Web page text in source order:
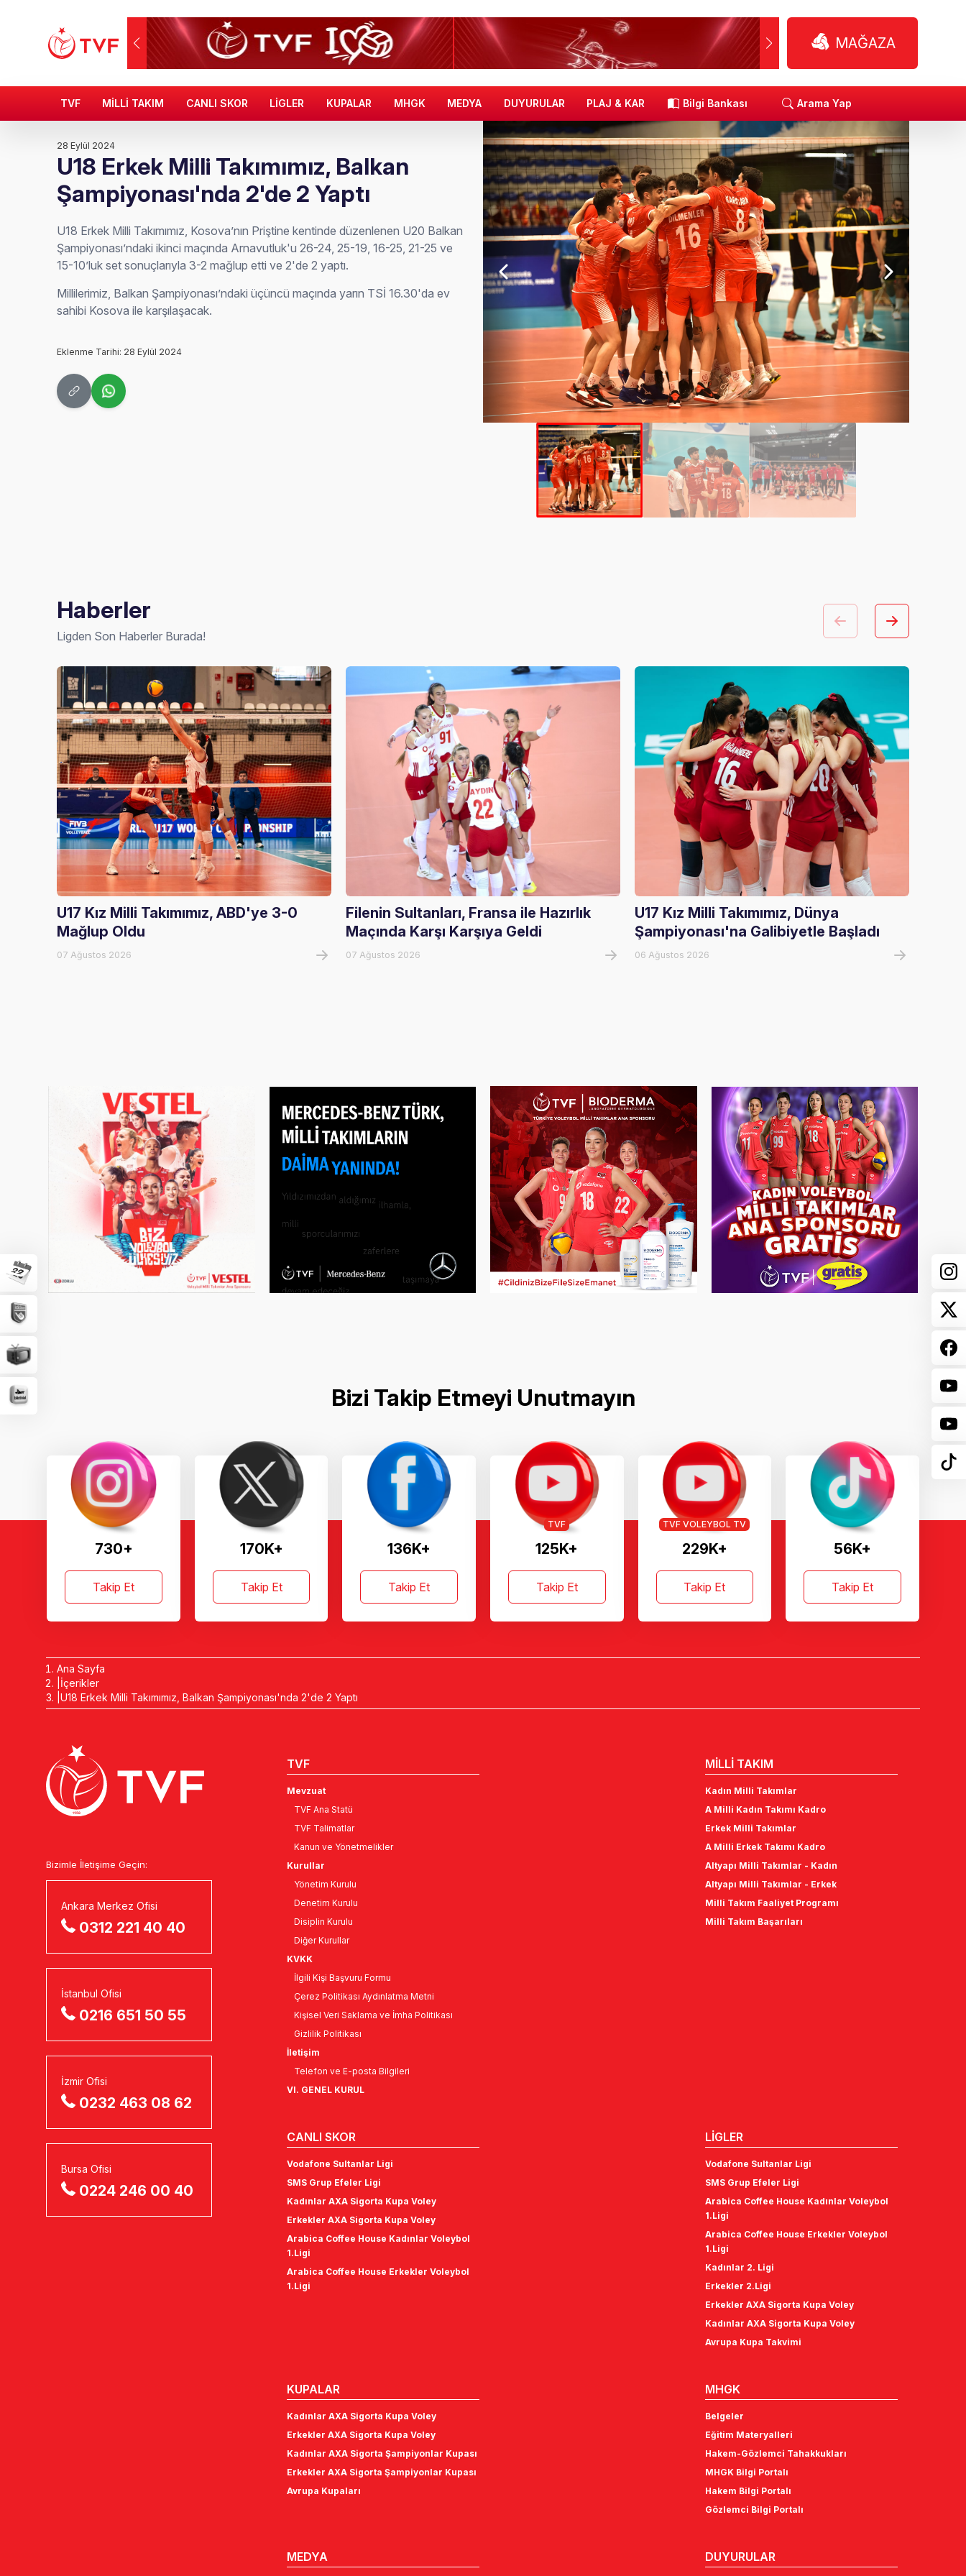
MAĞAZA
TVF MİLLİ TAKIM CANLI SKOR LİGLER KUPALAR MHGK MEDYA DUYURULAR PLAJ & KAR Bilgi Bankası Arama Yap
28 Eylül 2024
U18 Erkek Milli Takımımız, Balkan
Şampiyonası'nda 2'de 2 Yaptı
U18 Erkek Milli Takımımız, Kosova’nın Priştine kentinde düzenlenen U20 Balkan
Şampiyonası’ndaki ikinci maçında Arnavutluk'u 26-24, 25-19, 16-25, 21-25 ve
15-10’luk set sonuçlarıyla 3-2 mağlup etti ve 2'de 2 yaptı.
Millilerimiz, Balkan Şampiyonası’ndaki üçüncü maçında yarın TSİ 16.30'da ev
sahibi Kosova ile karşılaşacak.
Eklenme Tarihi: 28 Eylül 2024
Haberler
Ligden Son Haberler Burada!
U17 Kız Milli Takımımız, ABD'ye 3-0
Mağlup Oldu
07 Ağustos 2026
Filenin Sultanları, Fransa ile Hazırlık
Maçında Karşı Karşıya Geldi
07 Ağustos 2026
U17 Kız Milli Takımımız, Dünya
Şampiyonası'na Galibiyetle Başladı
06 Ağustos 2026
Bizi Takip Etmeyi Unutmayın
730+
Takip Et
170K+
Takip Et
136K+
Takip Et
125K+
TVF
Takip Et
229K+
TVF VOLEYBOL TV
Takip Et
56K+
Takip Et
Ana Sayfa
İçerikler
U18 Erkek Milli Takımımız, Balkan Şampiyonası'nda 2'de 2 Yaptı
Bizimle İletişime Geçin:
Ankara Merkez Ofisi
0312 221 40 40
İstanbul Ofisi
0216 651 50 55
İzmir Ofisi
0232 463 08 62
Bursa Ofisi
0224 246 00 40
TVF
Mevzuat
TVF Ana Statü
TVF Talimatlar
Kanun ve Yönetmelikler
Kurullar
Yönetim Kurulu
Denetim Kurulu
Disiplin Kurulu
Diğer Kurullar
KVKK
İlgili Kişi Başvuru Formu
Çerez Politikası Aydınlatma Metni
Kişisel Veri Saklama ve İmha Politikası
Gizlilik Politikası
İletişim
Telefon ve E-posta Bilgileri
VI. GENEL KURUL
MİLLİ TAKIM
Kadın Milli Takımlar
A Milli Kadın Takımı Kadro
Erkek Milli Takımlar
A Milli Erkek Takımı Kadro
Altyapı Milli Takımlar - Kadın
Altyapı Milli Takımlar - Erkek
Milli Takım Faaliyet Programı
Milli Takım Başarıları
CANLI SKOR
Vodafone Sultanlar Ligi
SMS Grup Efeler Ligi
Kadınlar AXA Sigorta Kupa Voley
Erkekler AXA Sigorta Kupa Voley
Arabica Coffee House Kadınlar Voleybol
1.Ligi
Arabica Coffee House Erkekler Voleybol
1.Ligi
LİGLER
Vodafone Sultanlar Ligi
SMS Grup Efeler Ligi
Arabica Coffee House Kadınlar Voleybol
1.Ligi
Arabica Coffee House Erkekler Voleybol
1.Ligi
Kadınlar 2. Ligi
Erkekler 2.Ligi
Erkekler AXA Sigorta Kupa Voley
Kadınlar AXA Sigorta Kupa Voley
Avrupa Kupa Takvimi
KUPALAR
Kadınlar AXA Sigorta Kupa Voley
Erkekler AXA Sigorta Kupa Voley
Kadınlar AXA Sigorta Şampiyonlar Kupası
Erkekler AXA Sigorta Şampiyonlar Kupası
Avrupa Kupaları
MHGK
Belgeler
Eğitim Materyalleri
Hakem-Gözlemci Tahakkukları
MHGK Bilgi Portalı
Hakem Bilgi Portalı
Gözlemci Bilgi Portalı
MEDYA DUYURULAR